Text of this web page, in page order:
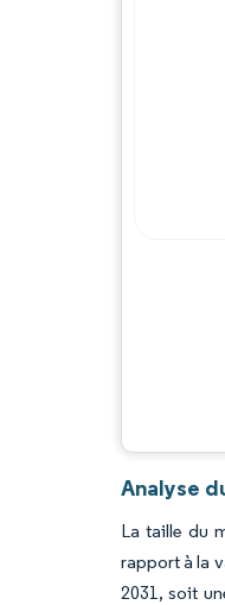
Analyse
La taille du
rapport à la
2031, soit